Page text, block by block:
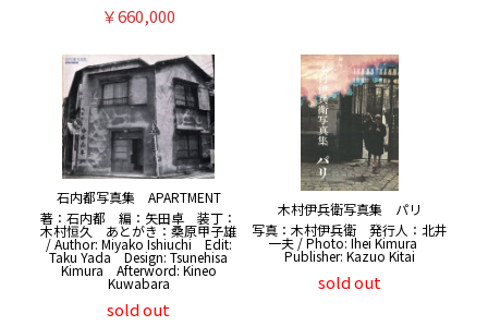
￥660,000
石内都写真集 APARTMENT
著：石内都 編：矢田卓 装丁：
木村恒久 あとがき：桑原甲子雄
/ Author: Miyako Ishiuchi Edit:
Taku Yada Design: Tsunehisa
Kimura Afterword: Kineo
Kuwabara
sold out
木村伊兵衛写真集 パリ
写真：木村伊兵衛 発行人：北井
一夫 / Photo: Ihei Kimura
Publisher: Kazuo Kitai
sold out